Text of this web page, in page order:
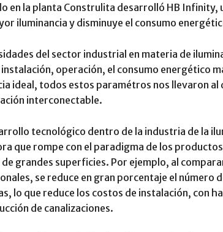
en la planta Construlita desarrolló HB Infinity,
iluminancia y disminuye el consumo
del sector industrial en materia de
operación, el consumo energético
ideal, todos estos paramétros nos llevaron
interconectable.
tecnológico dentro de la industria de la
que rompe con el paradigma de los
de grandes superficies. Por ejemplo, al
se reduce en gran porcentaje el número
lo que reduce los costos de instalación, con
de canalizaciones.